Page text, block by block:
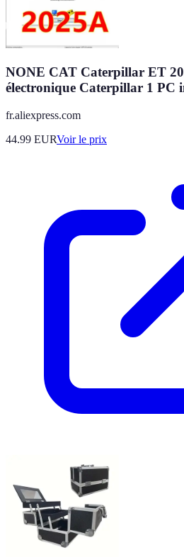
NONE CAT Caterpillar ET
électronique Caterpillar 1 PC
fr.aliexpress.com
44.99 EURVoir le prix